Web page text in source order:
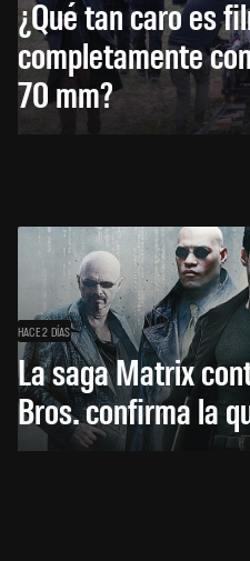
¿Qué tan caro es
completamente
70 mm?
HACE 2 DÍAS
La saga Matrix
Bros. confirma la